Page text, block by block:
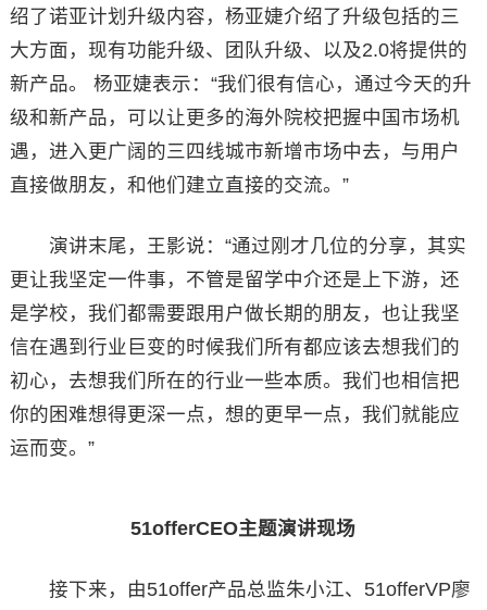
绍了诺亚计划升级内容，杨亚婕介绍了升级包括的三
大方面，现有功能升级、团队升级、以及2.0将提供的
新产品。 杨亚婕表示：“我们很有信心，通过今天的升
级和新产品，可以让更多的海外院校把握中国市场机
遇，进入更广阔的三四线城市新增市场中去，与用户
直接做朋友，和他们建立直接的交流。”
演讲末尾，王影说：“通过刚才几位的分享，其实
更让我坚定一件事，不管是留学中介还是上下游，还
是学校，我们都需要跟用户做长期的朋友，也让我坚
信在遇到行业巨变的时候我们所有都应该去想我们的
初心，去想我们所在的行业一些本质。我们也相信把
你的困难想得更深一点，想的更早一点，我们就能应
运而变。”
51offerCEO主题演讲现场
接下来，由51offer产品总监朱小江、51offerVP廖